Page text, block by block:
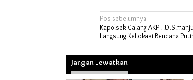
Navigasi
pos
Pos sebelumnya
Kapolsek Galang AKP
Langsung KeLokasi Bencana
Jangan Lewatkan